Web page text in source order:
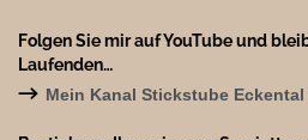
Folgen Sie mir auf YouTube und
Laufenden…
→ Mein Kanal Stickstube Eckental